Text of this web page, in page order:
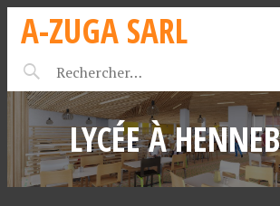
A-ZUGA SARL
LYCÉE À